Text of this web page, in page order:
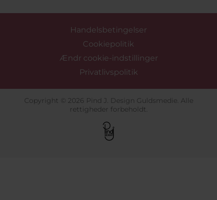
Handelsbetingelser
Cookiepolitik
Ændr cookie-indstillinger
Privatlivspolitik
Copyright © 2026 Pind J. Design Guldsmedie. Alle
rettigheder forbeholdt.